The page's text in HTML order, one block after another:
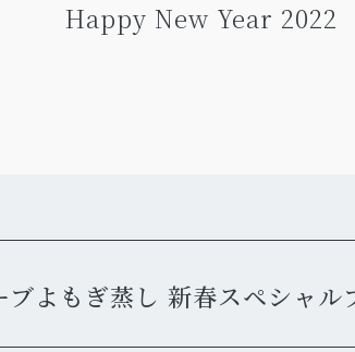
Happy New Year 2022
ブよもぎ蒸し 新春スペシャル